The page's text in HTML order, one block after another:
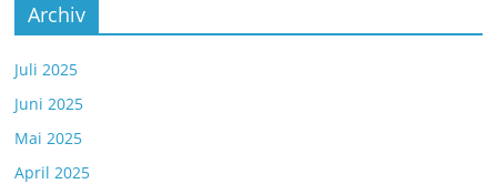
Archiv
Juli 2025
Juni 2025
Mai 2025
April 2025